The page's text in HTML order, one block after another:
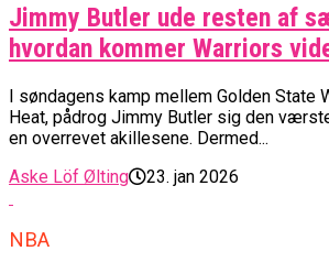
Jimmy Butler ude resten af
hvordan kommer Warriors
I søndagens kamp mellem Golden State
Heat, pådrog Jimmy Butler sig den
en overrevet akillesene. Dermed...
Aske Löf Ølting
23. jan 2026
NBA